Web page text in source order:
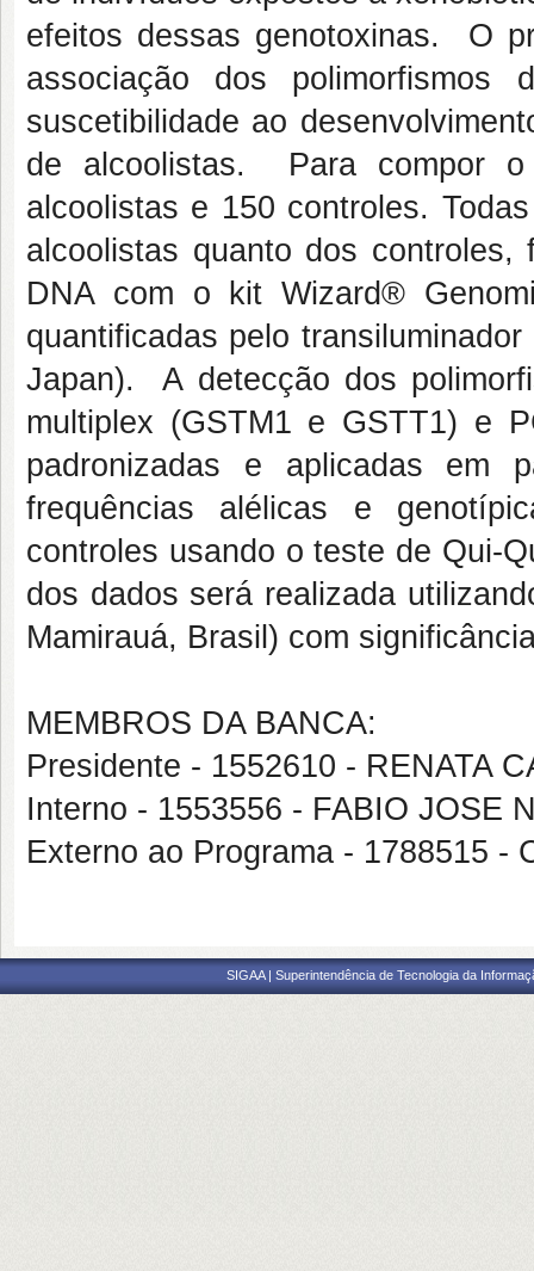
efeitos dessas genotoxinas. O
associação dos
suscetibilidade ao
de alcoolistas. Para compor o
alcoolistas e 150 controles.
alcoolistas quanto dos
DNA com o kit Wizard®
quantificadas pelo
Japan). A detecção dos
multiplex (GSTM1 e GSTT1) e
padronizadas e aplicadas em
frequências alélicas e
controles usando o teste de Qui-
dos dados será realizada
Mamirauá, Brasil) com
MEMBROS DA BANCA:
Presidente - 1552610 - RENATA
Interno - 1553556 - FABIO JOSE
Externo ao Programa - 1788515 -
SIGAA | Superintendência de Tecnologia da